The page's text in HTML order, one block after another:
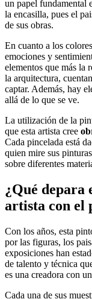
un papel fundamental
la encasilla, pues el
de sus obras.
En cuanto a los
emociones y
elementos que más la
la arquitectura,
captar. Además, hay
allá de lo que se ve.
La utilización de la
que esta artista cree
Cada pincelada está
quien mire sus
sobre diferentes
¿Qué depara
artista con el
Con los años, esta
por las figuras, los
exposiciones han
de talento y técnica
es una creadora con
Cada una de sus